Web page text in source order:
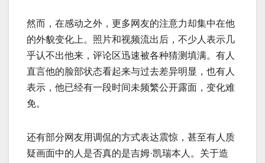
然而，在感动之外，更多网友的注意力却集中在他
的外貌变化上。照片和视频流出后，不少人表示几
乎认不出他来，评论区迅速被各种猜测填满。有人
直言他的脸部状态看起来与过去差异明显，也有人
表示，他已经有一段时间未频繁公开露面，变化难
免。
还有部分网友用调侃的方式表达震惊，甚至有人质
疑画面中的人是否真的是吉姆·凯瑞本人。关于造